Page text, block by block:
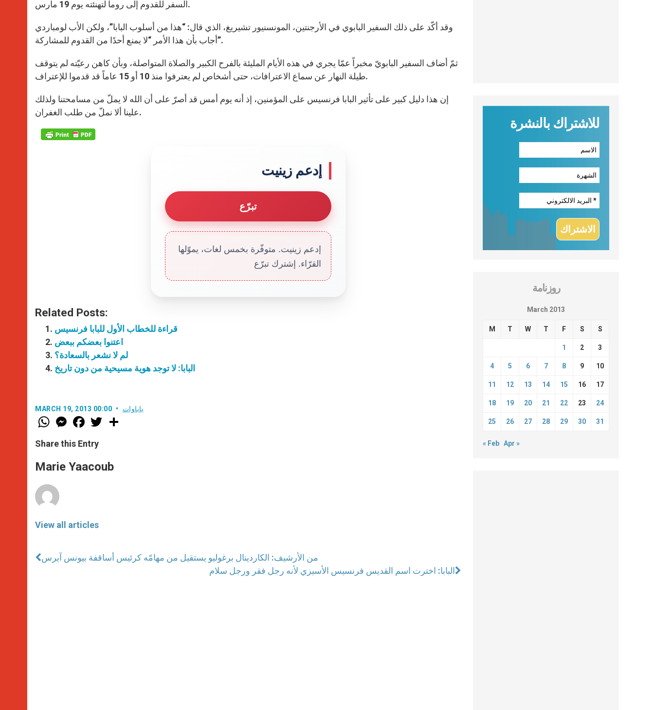
السفر للقدوم إلى روما لتهنئته يوم 19 مارس.
وقد أكّد على ذلك السفير البابوي في الأرجنتين، المونسنيور تشيريغ، الذي قال: “هذا من أسلوب البابا”، ولكن الأب لومباردي
أجاب بأن هذا الأمر “لا يمنع أحدًا من القدوم للمشاركة”.
ثمّ أضاف السفير البابويّ مخبراً عمّا يجري في هذه الأيام المليئة بالفرح الكبير والصلاة المتواصلة، وبأن كاهن رعيّته لم يتوقف
طيلة النهار عن سماع الاعترافات، حتى أشخاص لم يعترفوا منذ 10 أو 15 عاماً قد قدموا للإعتراف.
إن هذا دليل كبير على تأثير البابا فرنسيس على المؤمنين، إذ أنه يوم أمس قد أصرّ على أن الله لا يملّ من مسامحتنا ولذلك
علينا ألا نملّ من طلب الغفران.
إدعم زينيت
تبرّع
إدعم زينيت. متوفّرة بخمس لغات، يموّلها
القرّاء. إشترك تبرّع
Related Posts:
قراءة للخطاب الأول للبابا فرنسيس
اعتنوا بعضكم ببعض
لم لا نشعر بالسعادة؟
البابا: لا توجد هوية مسيحية من دون تاريخ
MARCH 19, 2013 00:00 باباوات
W
h
t
s
p
p
M
e
s
e
g
e
F
a
e
b
o
k
w
r
Share this Entry
Marie Yaacoub
View all articles
من الأرشيف: الكاردينال برغوليو يستقيل من مهامّه كرئيس أساقفة بيونس آيرس
البابا: اخترت اسم القديس فرنسيس الأسيزي لأنه رجل فقر ورجل سلام
للاشتراك بالنشرة
روزنامة
March 2013
M T W T F S S
1 2 3
4 5 6 7 8 9 10
11 12 13 14 15 16 17
18 19 20 21 22 23 24
25 26 27 28 29 30 31
« Feb Apr »